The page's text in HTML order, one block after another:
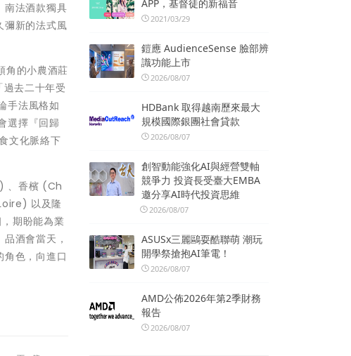
南法酒款獨具
彌新的法式風
角的小農酒莊
去二十年受
手法風格如
選擇『回歸
文化脈絡下
、香檳 (Ch
以及隆
期盼能為業
酒會當天，
色，向進口
APP，基督徒的新福音
2021/03/29
鎧應 AudienceSense 臉部辨
識功能上市
2026/08/07
HDBank 取得越南歷來最大
規模國際銀團社會貸款
2026/08/07
創智動能強化AI與經營雙軸
競爭力 投資長受臺大EMBA
邀分享AI時代投資思維
2026/08/07
ASUSx三麗鷗耍酷聯萌 潮玩
開學祭搶抱AI筆電！
2026/08/07
AMD公佈2026年第2季財務
報告
2026/08/07